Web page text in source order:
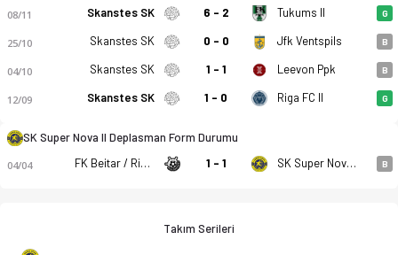
08/11 Skanstes SK 6 - 2 Tukums II G
25/10 Skanstes SK 0 - 0 Jfk Ventspils B
04/10 Skanstes SK 1 - 1 Leevon Ppk B
12/09 Skanstes SK 1 - 0 Riga FC II G
SK Super Nova II Deplasman Form Durumu
04/04 FK Beitar / Riga Mariners 1 - 1 SK Super Nova II B
Takım Serileri